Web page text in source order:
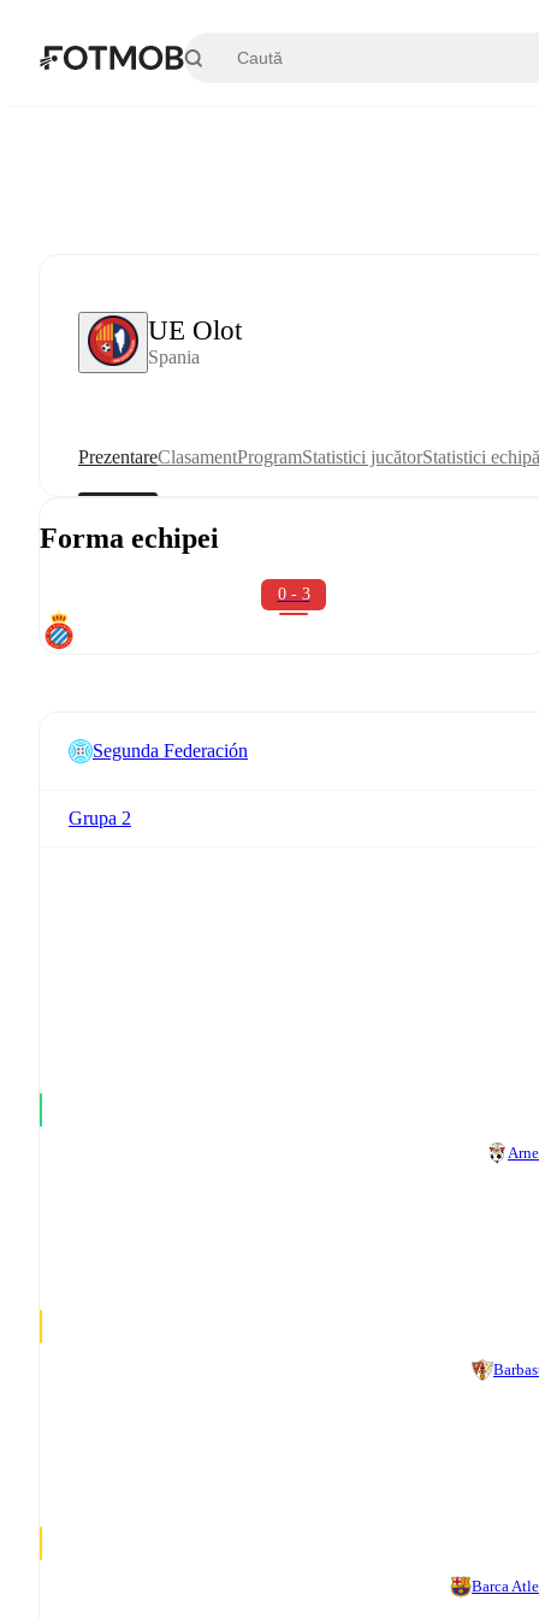
UE Olot
Spania
PrezentareClasamentProgramStatistici jucătorStatistici echipă
Forma echipei
0 - 3
Segunda Federación
Grupa 2
Barca